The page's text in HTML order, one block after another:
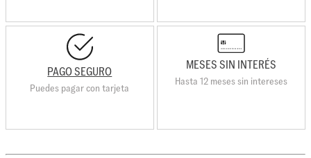
PAGO SEGURO
Puedes pagar con tarjeta
MESES SIN INTERÉS
Hasta 12 meses sin intereses